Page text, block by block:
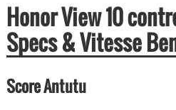
Honor View 10
Specs & Vitesse
Score Antutu